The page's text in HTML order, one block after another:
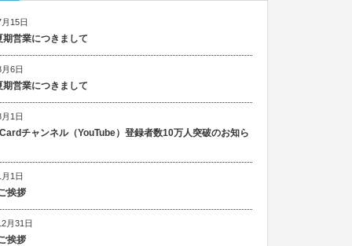
15日
期営業につきまして
6日
期営業につきまして
1日
チャンネル（YouTube）登録者数10万人突破のお知ら
1日
挨拶
月31日
挨拶